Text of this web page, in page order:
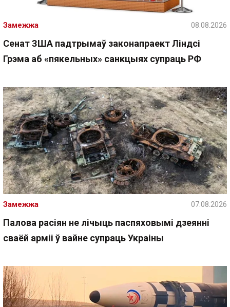
Сенат ЗША падтрымаў законапраект Ліндсі
Грэма аб «пякельных» санкцыях супраць РФ
Замежжа 08.08.2026
Палова расіян не лічыць паспяховымі дзеянні
сваёй арміі ў вайне супраць Украіны
Замежжа 07.08.2026